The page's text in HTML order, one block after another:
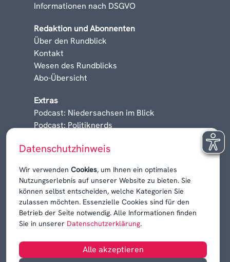
Datenschutzhinweis
Wir verwenden Cookies, um Ihnen ein optimales
Nutzungserlebnis auf unserer Website zu bieten. Sie
können selbst entscheiden, welche Kategorien Sie
zulassen möchten. Essenzielle Cookies sind für den
Betrieb der Seite notwendig. Alle Informationen finden
Sie in unserer Datenschutzerklärung.
Alle akzeptieren
Informationen nach DSGVO
Redaktion und Abonnenten
Über den Rundblick
Kontakt
Wesen des Rundblicks
Abo-Übersicht
Extras
Podcast: Niedersachsen im Blick
Podcast: Politiknerds
Karrieren, Krisen & Kontroversen